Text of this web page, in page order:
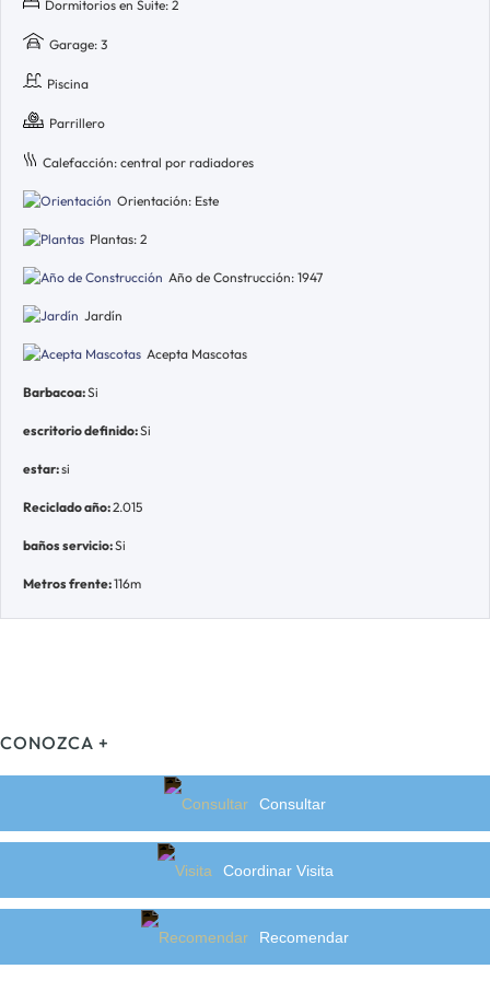
Dormitorios en Suite: 2
Garage: 3
Piscina
Parrillero
Calefacción: central por radiadores
Orientación: Este
Plantas: 2
Año de Construcción: 1947
Jardín
Acepta Mascotas
Barbacoa:Si
escritorio definido:Si
estar:si
Reciclado año:2.015
baños servicio:Si
Metros frente:116m
CONOZCA +
Consultar
Coordinar Visita
Recomendar